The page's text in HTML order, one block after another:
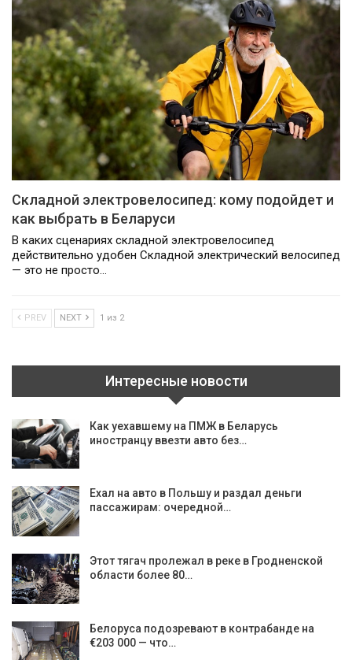
Складной электровелосипед: кому подойдет и
как выбрать в Беларуси
В каких сценариях складной электровелосипед
действительно удобен Складной электрический велосипед
— это не просто…
PREV NEXT 1 из 2
Интересные новости
Как уехавшему на ПМЖ в Беларусь
иностранцу ввезти авто без…
Ехал на авто в Польшу и раздал деньги
пассажирам: очередной…
Этот тягач пролежал в реке в Гродненской
области более 80…
Белоруса подозревают в контрабанде на
€203 000 — что…